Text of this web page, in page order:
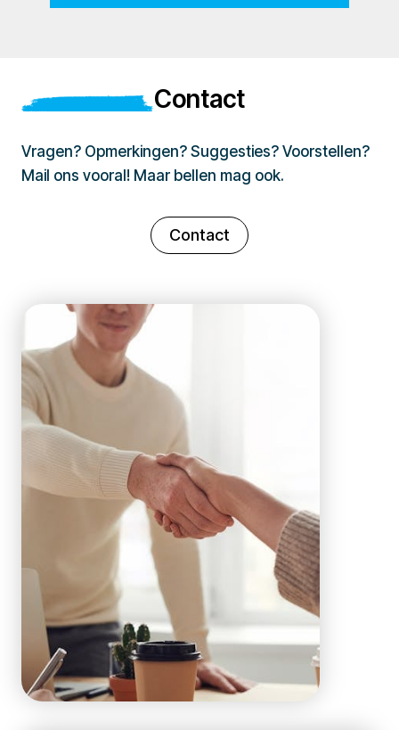
Contact
Vragen? Opmerkingen? Suggesties? Voorstellen?
Mail ons vooral! Maar bellen mag ook.
Contact